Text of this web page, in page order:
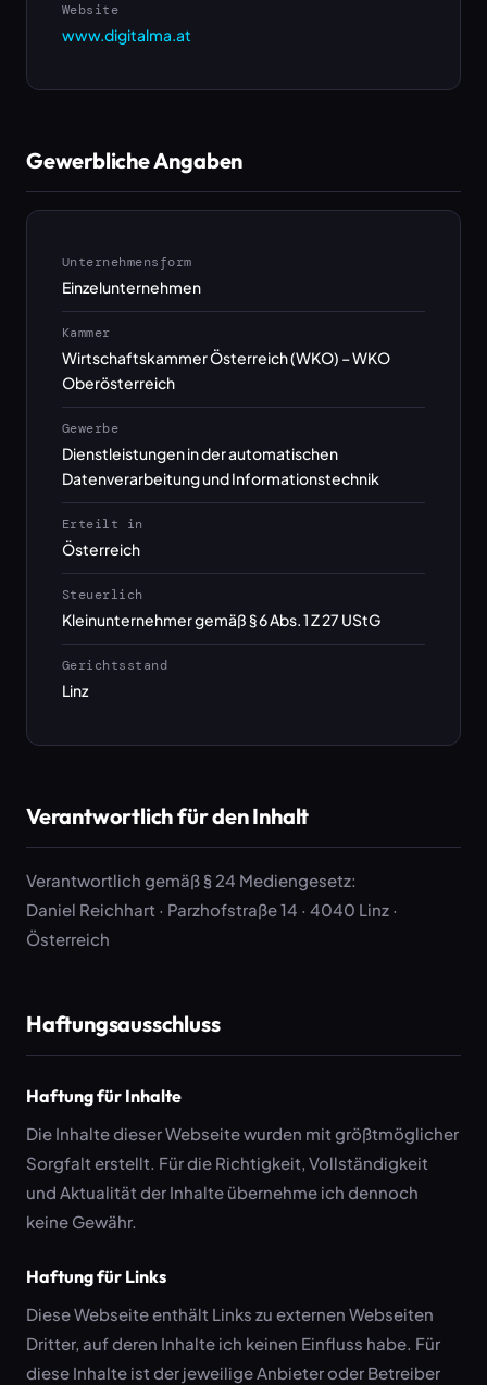
Website
www.digitalma.at
Gewerbliche Angaben
Unternehmensform
Einzelunternehmen
Kammer
Wirtschaftskammer Österreich (WKO) – WKO
Oberösterreich
Gewerbe
Dienstleistungen in der automatischen
Datenverarbeitung und Informationstechnik
Erteilt in
Österreich
Steuerlich
Kleinunternehmer gemäß § 6 Abs. 1 Z 27 UStG
Gerichtsstand
Linz
Verantwortlich für den Inhalt
Verantwortlich gemäß § 24 Mediengesetz:
Daniel Reichhart · Parzhofstraße 14 · 4040 Linz ·
Österreich
Haftungsausschluss
Haftung für Inhalte
Die Inhalte dieser Webseite wurden mit größtmöglicher
Sorgfalt erstellt. Für die Richtigkeit, Vollständigkeit
und Aktualität der Inhalte übernehme ich dennoch
keine Gewähr.
Haftung für Links
Diese Webseite enthält Links zu externen Webseiten
Dritter, auf deren Inhalte ich keinen Einfluss habe. Für
diese Inhalte ist der jeweilige Anbieter oder Betreiber